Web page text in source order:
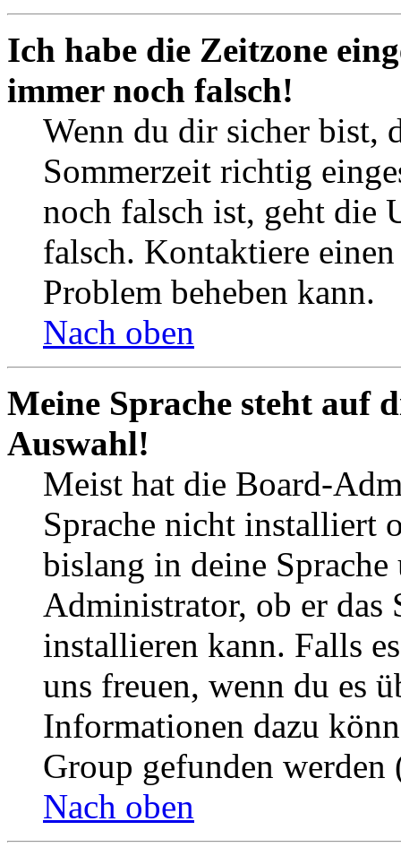
Ich habe die Zeitzone
immer noch falsch!
Wenn du dir sicher bist,
Sommerzeit richtig
noch falsch ist, geht die
falsch. Kontaktiere
Problem beheben kann.
Nach oben
Meine Sprache steht auf
Auswahl!
Meist hat die Board-
Sprache nicht installiert
bislang in deine
Administrator, ob er das
installieren kann. Falls
uns freuen, wenn du es
Informationen dazu
Group gefunden
Nach oben